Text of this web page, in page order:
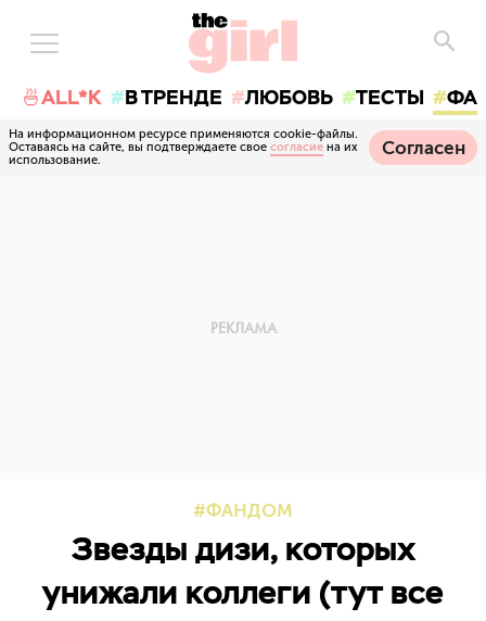
🍜ALL*K В ТРЕНДЕ ЛЮБОВЬ ТЕСТЫ
На информационном ресурсе применяются cookie-файлы.
Оставаясь на сайте, вы подтверждаете свое согласие на их
использование.
Согласен
ФАНДОМ
Звезды дизи, которых
унижали коллеги (тут все